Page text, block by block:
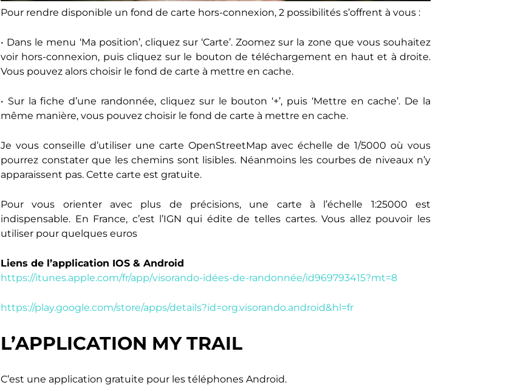
Pour rendre disponible un fond de carte hors-connexion, 2 possibilités s’offrent à vous :
• Dans le menu ‘Ma position’, cliquez sur ‘Carte’. Zoomez sur la zone que vous souhaitez
voir hors-connexion, puis cliquez sur le bouton de téléchargement en haut et à droite.
Vous pouvez alors choisir le fond de carte à mettre en cache.
• Sur la fiche d’une randonnée, cliquez sur le bouton ‘+’, puis ‘Mettre en cache’. De la
même manière, vous pouvez choisir le fond de carte à mettre en cache.
Je vous conseille d’utiliser une carte OpenStreetMap avec échelle de 1/5000 où vous
pourrez constater que les chemins sont lisibles. Néanmoins les courbes de niveaux n’y
apparaissent pas. Cette carte est gratuite.
Pour vous orienter avec plus de précisions, une carte à l’échelle 1:25000 est
indispensable. En France, c’est l’IGN qui édite de telles cartes. Vous allez pouvoir les
utiliser pour quelques euros
Liens de l’application IOS & Android
https://itunes.apple.com/fr/app/visorando-idées-de-randonnée/id969793415?mt=8
https://play.google.com/store/apps/details?id=org.visorando.android&hl=fr
L’APPLICATION MY TRAIL
C’est une application gratuite pour les téléphones Android.